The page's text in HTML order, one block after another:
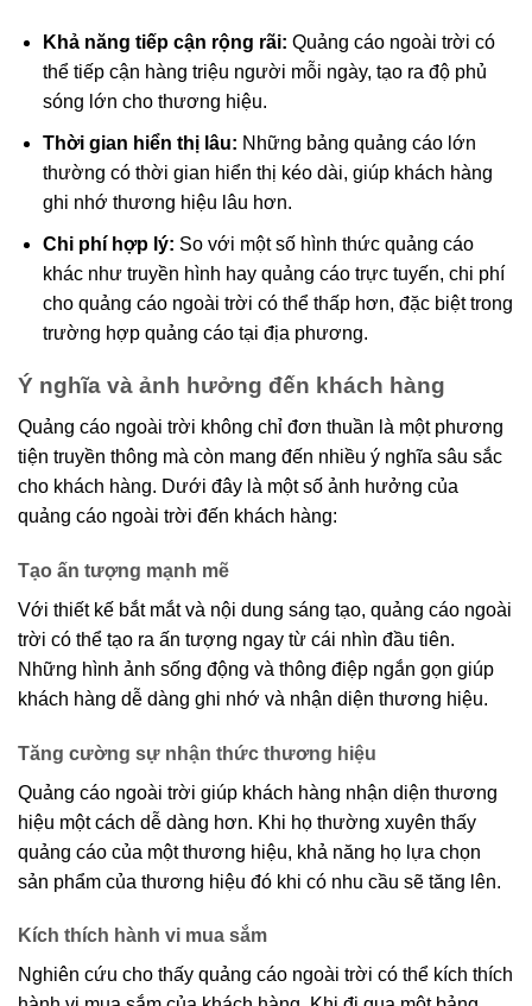
Khả năng tiếp cận rộng rãi: Quảng cáo ngoài trời có
thể tiếp cận hàng triệu người mỗi ngày, tạo ra độ phủ
sóng lớn cho thương hiệu.
Thời gian hiển thị lâu: Những bảng quảng cáo lớn
thường có thời gian hiển thị kéo dài, giúp khách hàng
ghi nhớ thương hiệu lâu hơn.
Chi phí hợp lý: So với một số hình thức quảng cáo
khác như truyền hình hay quảng cáo trực tuyến, chi phí
cho quảng cáo ngoài trời có thể thấp hơn, đặc biệt trong
trường hợp quảng cáo tại địa phương.
Ý nghĩa và ảnh hưởng đến khách hàng
Quảng cáo ngoài trời không chỉ đơn thuần là một phương
tiện truyền thông mà còn mang đến nhiều ý nghĩa sâu sắc
cho khách hàng. Dưới đây là một số ảnh hưởng của
quảng cáo ngoài trời đến khách hàng:
Tạo ấn tượng mạnh mẽ
Với thiết kế bắt mắt và nội dung sáng tạo, quảng cáo ngoài
trời có thể tạo ra ấn tượng ngay từ cái nhìn đầu tiên.
Những hình ảnh sống động và thông điệp ngắn gọn giúp
khách hàng dễ dàng ghi nhớ và nhận diện thương hiệu.
Tăng cường sự nhận thức thương hiệu
Quảng cáo ngoài trời giúp khách hàng nhận diện thương
hiệu một cách dễ dàng hơn. Khi họ thường xuyên thấy
quảng cáo của một thương hiệu, khả năng họ lựa chọn
sản phẩm của thương hiệu đó khi có nhu cầu sẽ tăng lên.
Kích thích hành vi mua sắm
Nghiên cứu cho thấy quảng cáo ngoài trời có thể kích thích